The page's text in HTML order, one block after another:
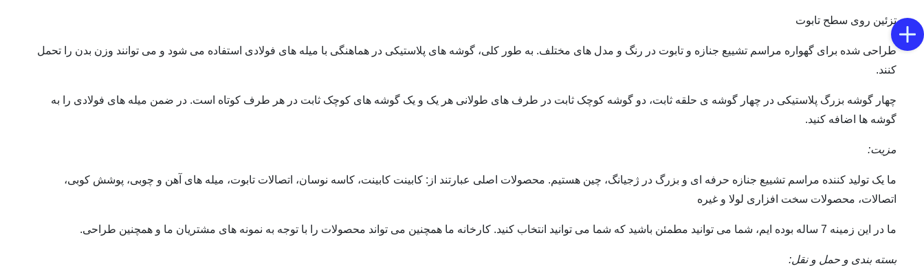
تزئین روی سطح تابوت
طراحی شده برای گهواره مراسم تشییع جنازه و تابوت در رنگ و مدل های مختلف. به طور کلی، گوشه های پلاستیکی در هماهنگی با میله های فولادی استفاده می شود و می توانند وزن بدن را تحمل
کنند.
چهار گوشه بزرگ پلاستیکی در چهار گوشه ی حلقه ثابت، دو گوشه کوچک ثابت در طرف های طولانی هر یک و یک گوشه های کوچک ثابت در هر طرف کوتاه است. در ضمن میله های فولادی را به
گوشه ها اضافه کنید.
مزیت:
ما یک تولید کننده مراسم تشییع جنازه حرفه ای و بزرگ در ژجیانگ، چین هستیم. محصولات اصلی عبارتند از: کابینت کابینت، کاسه نوسان، اتصالات تابوت، میله های آهن و چوبی، پوشش کوبی،
اتصالات، محصولات سخت افزاری لولا و غیره
ما در این زمینه 7 ساله بوده ایم، شما می توانید مطمئن باشید که شما می توانید انتخاب کنید. کارخانه ما همچنین می تواند محصولات را با توجه به نمونه های مشتریان ما و همچنین طراحی.
بسته بندی و حمل و نقل: